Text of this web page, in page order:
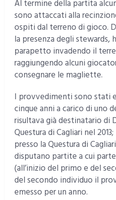
Al termine della partita
sono attaccati alla
ospiti dal terreno di gioco.
la presenza degli stewards,
parapetto invadendo il
raggiungendo alcuni
consegnare le magliette.
I provvedimenti sono stati
cinque anni a carico di uno
risultava già destinatario di
Questura di Cagliari nel
presso la Questura di
disputano partite a cui
(all’inizio del primo e del
del secondo individuo il
emesso per un anno.